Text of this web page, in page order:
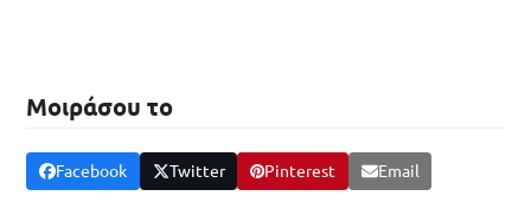
Μοιράσου το
Facebook Twitter Pinterest Email